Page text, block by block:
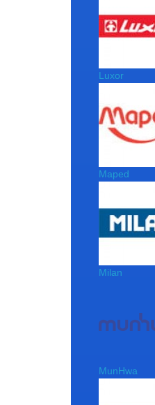
Luxor
Maped
Milan
MunHwa